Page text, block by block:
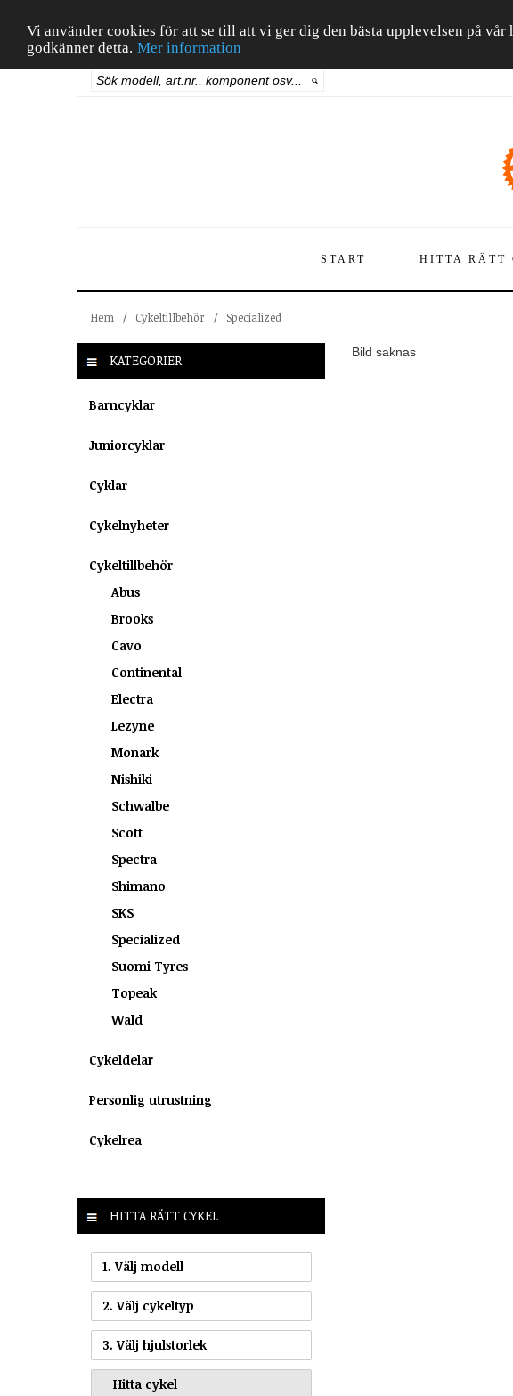
Vi använder cookies för att se till att vi ger dig den bästa upplevelsen på
godkänner detta. Mer information
START HITTA RÄTT
Hem / Cykeltillbehör / Specialized
KATEGORIER
Barncyklar
Juniorcyklar
Cyklar
Cykelnyheter
Cykeltillbehör
Abus
Brooks
Cavo
Continental
Electra
Lezyne
Monark
Nishiki
Schwalbe
Scott
Spectra
Shimano
SKS
Specialized
Suomi Tyres
Topeak
Wald
Cykeldelar
Personlig utrustning
Cykelrea
HITTA RÄTT CYKEL
1. Välj modell
2. Välj cykeltyp
3. Välj hjulstorlek
Bild saknas